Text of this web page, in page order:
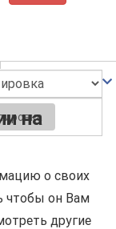
на
о своих
чтобы он Вам
другие